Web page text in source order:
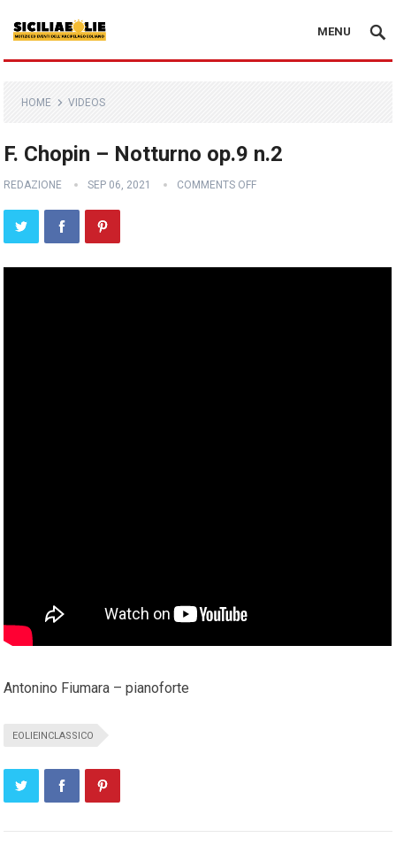
MENU
HOME VIDEOS
F. Chopin – Notturno op.9 n.2
REDAZIONE SEP 06, 2021 COMMENTS OFF
Antonino Fiumara – pianoforte
EOLIEINCLASSICO